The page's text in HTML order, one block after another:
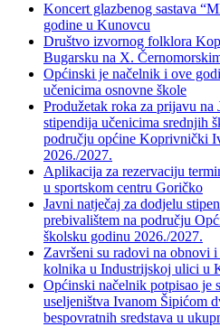
Koncert glazbenog sastava
godine u Kunovcu
Društvo izvornog folklora
Bugarsku na X.
Općinski je načelnik i ove
učenicima osnovne škole
Produžetak roka za prijavu na
stipendija učenicima srednjih
području općine Koprivnički
2026./2027.
Aplikacija za rezervaciju
u sportskom centru Goričko
Javni natječaj za dodjelu
prebivalištem na području
školsku godinu 2026./2027.
Završeni su radovi na obnovi
kolnika u Industrijskoj ulici u
Općinski načelnik potpisao je
useljeništva Ivanom Šipićom
bespovratnih sredstava u